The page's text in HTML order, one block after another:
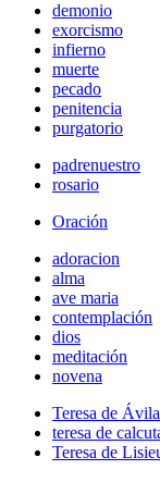
demonio
exorcismo
infierno
muerte
pecado
penitencia
purgatorio
padrenuestro
rosario
Oración
adoracion
alma
ave maria
contemplación
dios
meditación
novena
Teresa de Ávila
teresa de
Teresa de